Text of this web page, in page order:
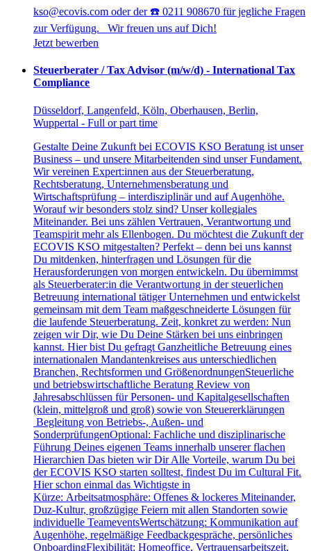
kso@ecovis.com oder der ☎️ 0211 908670 für jegliche Fragen
zur Verfügung. Wir freuen uns auf Dich!
Jetzt bewerben
Steuerberater / Tax Advisor (m/w/d) - International Tax
Compliance
Düsseldorf, Langenfeld, Köln, Oberhausen, Berlin,
Wuppertal - Full or part time
Gestalte Deine Zukunft bei ECOVIS KSO Beratung ist unser
Business – und unsere Mitarbeitenden sind unser Fundament.
Wir vereinen Expert:innen aus der Steuerberatung,
Rechtsberatung, Unternehmensberatung und
Wirtschaftsprüfung – interdisziplinär und auf Augenhöhe.
Worauf wir besonders stolz sind? Unser kollegiales
Miteinander. Bei uns zählen Vertrauen, Verantwortung und
Teamspirit mehr als Ellenbogen. Du möchtest die Zukunft der
ECOVIS KSO mitgestalten? Perfekt – denn bei uns kannst
Du mitdenken, hinterfragen und Lösungen für die
Herausforderungen von morgen entwickeln. Du übernimmst
als Steuerberater:in die Verantwortung in der steuerlichen
Betreuung international tätiger Unternehmen und entwickelst
gemeinsam mit dem Team maßgeschneiderte Lösungen für
die laufende Steuerberatung. Zeit, konkret zu werden: Nun
zeigen wir Dir, wie Du Deine Stärken bei uns einbringen
kannst. Hier bist Du gefragt Ganzheitliche Betreuung eines
internationalen Mandantenkreises aus unterschiedlichen
Branchen, Rechtsformen und GrößenordnungenSteuerliche
und betriebswirtschaftliche Beratung Review von
Jahresabschlüssen für Personen- und Kapitalgesellschaften
(klein, mittelgroß und groß) sowie von Steuererklärungen
Begleitung von Betriebs-, Außen- und
SonderprüfungenOptional: Fachliche und disziplinarische
Führung Deines eigenen Teams innerhalb unserer flachen
Hierarchien Das bieten wir Dir Alle Vorteile, warum Du bei
der ECOVIS KSO starten solltest, findest Du im Cultural Fit.
Hier schon einmal das Wichtigste in
Kürze: Arbeitsatmosphäre: Offenes & lockeres Miteinander,
Duz-Kultur, großzügige Feiern mit allen Standorten sowie
individuelle TeameventsWertschätzung: Kommunikation auf
Augenhöhe, regelmäßige Feedbackgespräche, persönliches
OnboardingFlexibilität: Homeoffice, Vertrauensarbeitszeit,